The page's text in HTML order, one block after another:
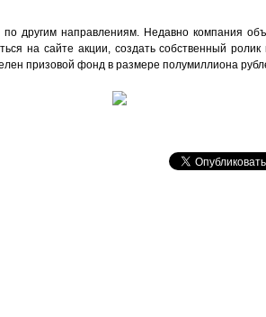
по другим направлениям. Недавно компания
на сайте акции, создать собственный ролик
призовой фонд в размере полумиллиона